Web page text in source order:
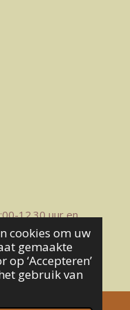
cookies om uw
gemaakte
‘Accepteren’
gebruik van
12.30 uur en